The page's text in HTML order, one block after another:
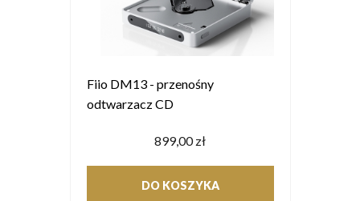
Fiio DM13 - przenośny
odtwarzacz CD
899,00 zł
DO KOSZYKA